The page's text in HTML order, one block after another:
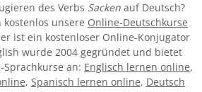
des Verbs Sacken auf Deutsch?
kostenlos unsere Online-Deutschkurse
ist ein kostenloser Online-Konjugator
wurde 2004 gegründet und bietet
an: Englisch lernen online,
, Spanisch lernen online, Deutsch